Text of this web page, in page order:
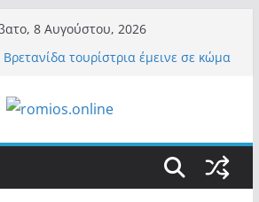
8 Αυγούστου, 2026
τουρίστρια έμεινε σε κώμα
με τη σπάνια λοίμωξη
– Σαμαράς και Κασιδιάρης θα
και η συνεργασία με Le Pen
για Δημοκρατία» σε ΜΜΕ: «Στόχος